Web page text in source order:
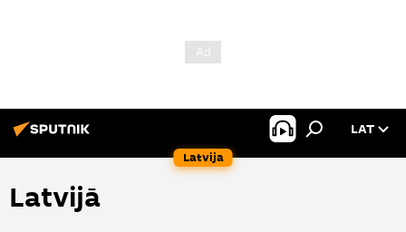
Latvija
LAT
Latvijā